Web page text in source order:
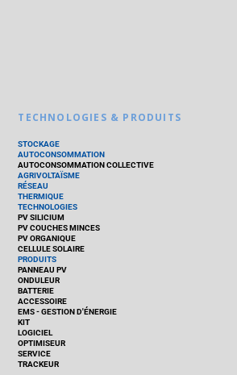
TECHNOLOGIES & PRODUITS
STOCKAGE
AUTOCONSOMMATION
AUTOCONSOMMATION COLLECTIVE
AGRIVOLTAÏSME
RÉSEAU
THERMIQUE
TECHNOLOGIES
PV SILICIUM
PV COUCHES MINCES
PV ORGANIQUE
CELLULE SOLAIRE
PRODUITS
PANNEAU PV
ONDULEUR
BATTERIE
ACCESSOIRE
EMS - GESTION D'ÉNERGIE
KIT
LOGICIEL
OPTIMISEUR
SERVICE
TRACKEUR